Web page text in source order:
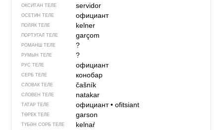
ОКСИТАН ТЕЛЕ servidor
ОСЕТИН ТЕЛЕ официант
ПОЛЯК ТЕЛЕ kelner
ПОРТУГАЛ ТЕЛЕ garçom
РОМАНШ ТЕЛЕ ?
РУМЫН ТЕЛЕ ?
РУС ТЕЛЕ официант
СЕРБ ТЕЛЕ конобар
СЛОВАК ТЕЛЕ čašník
СЛОВЕН ТЕЛЕ natakar
ТАТАР ТЕЛЕ официант• ofitsiant
ТӨРЕК ТЕЛЕ garson
ТҮБӘН СОРБ ТЕЛЕ kelnaŕ